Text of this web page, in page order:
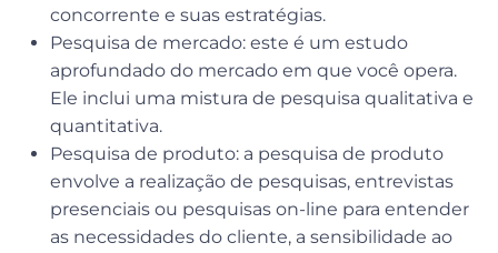
concorrente e suas estratégias.
Pesquisa de mercado: este é um estudo
aprofundado do mercado em que você opera.
Ele inclui uma mistura de pesquisa qualitativa e
quantitativa.
Pesquisa de produto: a pesquisa de produto
envolve a realização de pesquisas, entrevistas
presenciais ou pesquisas on-line para entender
as necessidades do cliente, a sensibilidade ao